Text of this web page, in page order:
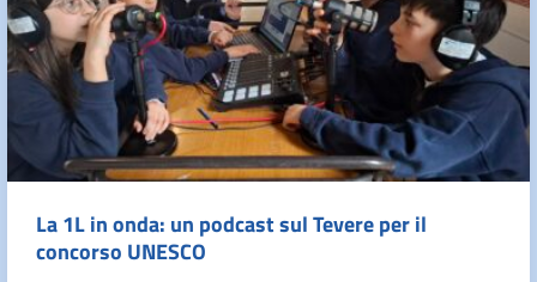
La 1L in onda: un podcast sul Tevere per il
concorso UNESCO